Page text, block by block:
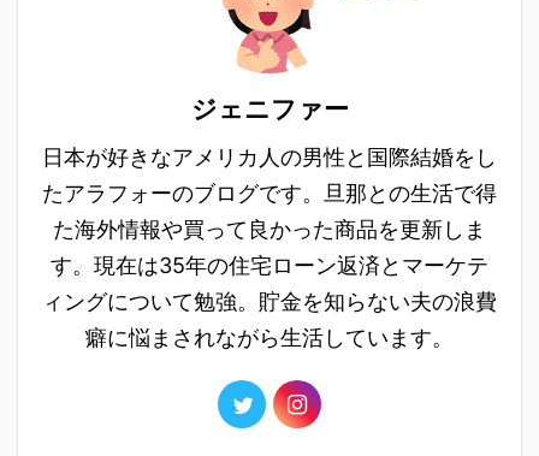
ジェニファー
日本が好きなアメリカ人の男性と国際結婚をし
たアラフォーのブログです。旦那との生活で得
た海外情報や買って良かった商品を更新しま
す。現在は35年の住宅ローン返済とマーケテ
ィングについて勉強。貯金を知らない夫の浪費
癖に悩まされながら生活しています。